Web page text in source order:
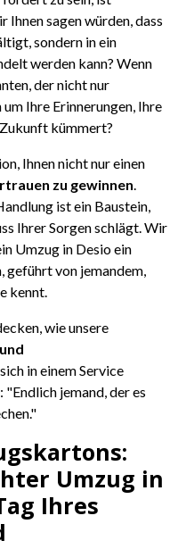
sagen würden, dass
sondern in ein
werden kann? Wenn
der nicht nur
Ihre Erinnerungen, Ihre
kümmert?
Ihnen nicht nur einen
zu gewinnen.
ist ein Baustein,
Ihrer Sorgen schlägt. Wir
Umzug in Desio ein
geführt von jemandem,
kennt.
wie unsere
sich in einem Service
jemand, der es
Umzug in
Ihres